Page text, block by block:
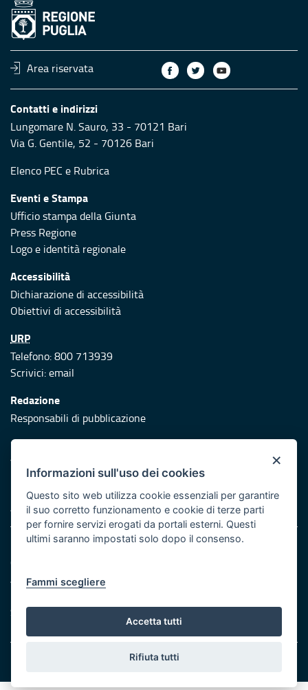
Area riservata
Contatti e indirizzi
Lungomare N. Sauro, 33 - 70121 Bari
Via G. Gentile, 52 - 70126 Bari
Elenco PEC e Rubrica
Eventi e Stampa
Ufficio stampa della Giunta
Press Regione
Logo e identità regionale
Accessibilità
Dichiarazione di accessibilità
Obiettivi di accessibilità
URP
Telefono: 800 713939
Scrivici:email
Redazione
Responsabili di pubblicazione
Protezione civile
Vai al sito di Protezione Civile Puglia
Iniziativa finanziata con risorse del POR Puglia 2014/2020 -
Asse XI
Note legali
Cookie e privacy
Atti di notifica
Servizi Intranet
© Regione Puglia
×
Informazioni sull'uso dei cookies
Questo sito web utilizza cookie essenziali per garantire
il suo corretto funzionamento e cookie di terze parti
per fornire servizi erogati da portali esterni. Questi
ultimi saranno impostati solo dopo il consenso.
Fammi scegliere
Accetta tutti
Rifiuta tutti